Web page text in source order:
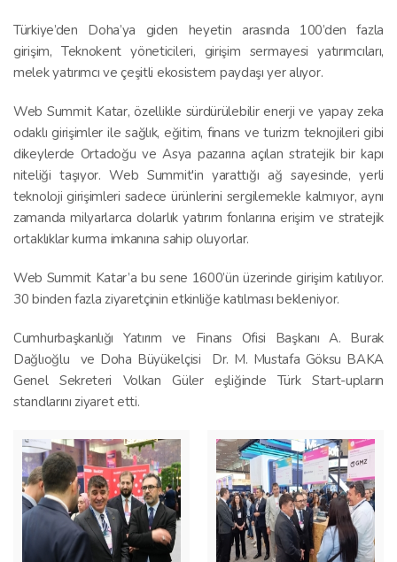
Türkiye’den Doha’ya giden heyetin arasında 100’den fazla
girişim, Teknokent yöneticileri, girişim sermayesi yatırımcıları,
melek yatırımcı ve çeşitli ekosistem paydaşı yer alıyor.
Web Summit Katar, özellikle sürdürülebilir enerji ve yapay zeka
odaklı girişimler ile sağlık, eğitim, finans ve turizm teknojileri gibi
dikeylerde Ortadoğu ve Asya pazarına açılan stratejik bir kapı
niteliği taşıyor. Web Summit'in yarattığı ağ sayesinde, yerli
teknoloji girişimleri sadece ürünlerini sergilemekle kalmıyor, aynı
zamanda milyarlarca dolarlık yatırım fonlarına erişim ve stratejik
ortaklıklar kurma imkanına sahip oluyorlar.
Web Summit Katar’a bu sene 1600’ün üzerinde girişim katılıyor.
30 binden fazla ziyaretçinin etkinliğe katılması bekleniyor.
Cumhurbaşkanlığı Yatırım ve Finans Ofisi Başkanı A. Burak
Dağlıoğlu ve Doha Büyükelçisi Dr. M. Mustafa Göksu BAKA
Genel Sekreteri Volkan Güler eşliğinde Türk Start-upların
standlarını ziyaret etti.